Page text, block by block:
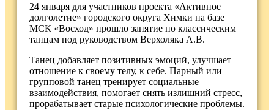
24 января для участников проекта «Активное
долголетие» городского округа Химки на базе
МСК «Восход» прошло занятие по классическим
танцам под руководством Верхоляка А.В.
Танец добавляет позитивных эмоций, улучшает
отношение к своему телу, к себе. Парный или
групповой танец тренирует социальные
взаимодействия, помогает снять излишний стресс,
прорабатывает старые психологические проблемы.